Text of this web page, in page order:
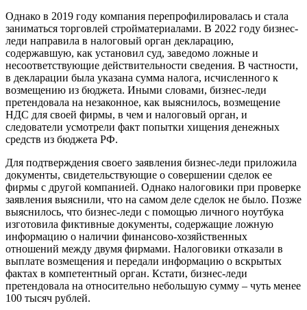
Однако в 2019 году компания перепрофилировалась и стала
заниматься торговлей стройматериалами. В 2022 году бизнес-
леди направила в налоговый орган декларацию,
содержавшую, как установил суд, заведомо ложные и
несоответствующие действительности сведения. В частности,
в декларации была указана сумма налога, исчисленного к
возмещению из бюджета. Иными словами, бизнес-леди
претендовала на незаконное, как выяснилось, возмещение
НДС для своей фирмы, в чем и налоговый орган, и
следователи усмотрели факт попытки хищения денежных
средств из бюджета РФ.
Для подтверждения своего заявления бизнес-леди приложила
документы, свидетельствующие о совершении сделок ее
фирмы с другой компанией. Однако налоговики при проверке
заявления выяснили, что на самом деле сделок не было. Позже
выяснилось, что бизнес-леди с помощью личного ноутбука
изготовила фиктивные документы, содержащие ложную
информацию о наличии финансово-хозяйственных
отношений между двумя фирмами. Налоговики отказали в
выплате возмещения и передали информацию о вскрытых
фактах в компетентный орган. Кстати, бизнес-леди
претендовала на относительно небольшую сумму – чуть менее
100 тысяч рублей.